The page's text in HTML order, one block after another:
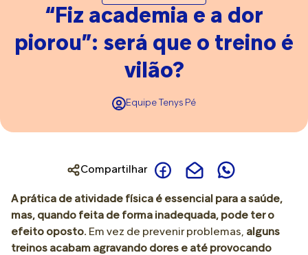
“Fiz academia e a dor
piorou”: será que o treino é
vilão?
Equipe Tenys Pé
Compartilhar
A prática de atividade física é essencial para a saúde,
mas, quando feita de forma inadequada, pode ter o
efeito oposto. Em vez de prevenir problemas, alguns
treinos acabam agravando dores e até provocando